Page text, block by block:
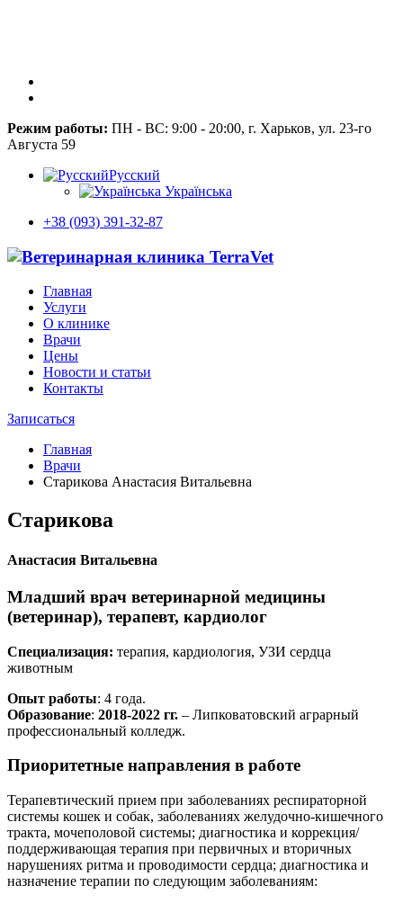
Режим работы: ПН - ВС: 9:00 - 20:00, г. Харьков, ул. 23-го
Августа 59
Русский
Українська
+38 (093) 391-32-87
Главная
Услуги
О клинике
Врачи
Цены
Новости и статьи
Контакты
Записаться
Главная
Врачи
Старикова Анастасия Витальевна
Старикова
Анастасия Витальевна
Младший врач ветеринарной медицины
(ветеринар), терапевт, кардиолог
Специализация: терапия, кардиология, УЗИ сердца
животным
Опыт работы: 4 года.
Образование: 2018-2022 гг. – Липковатовский аграрный
профессиональный колледж.
Приоритетные направления в работе
Терапевтический прием при заболеваниях респираторной
системы кошек и собак, заболеваниях желудочно-кишечного
тракта, мочеполовой системы; диагностика и коррекция/
поддерживающая терапия при первичных и вторичных
нарушениях ритма и проводимости сердца; диагностика и
назначение терапии по следующим заболеваниям: